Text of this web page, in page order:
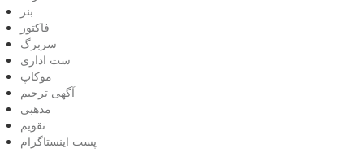
بنر
فاکتور
سربرگ
ست اداری
موکاپ
آگهی ترحیم
مذهبی
تقویم
پست اینستاگرام